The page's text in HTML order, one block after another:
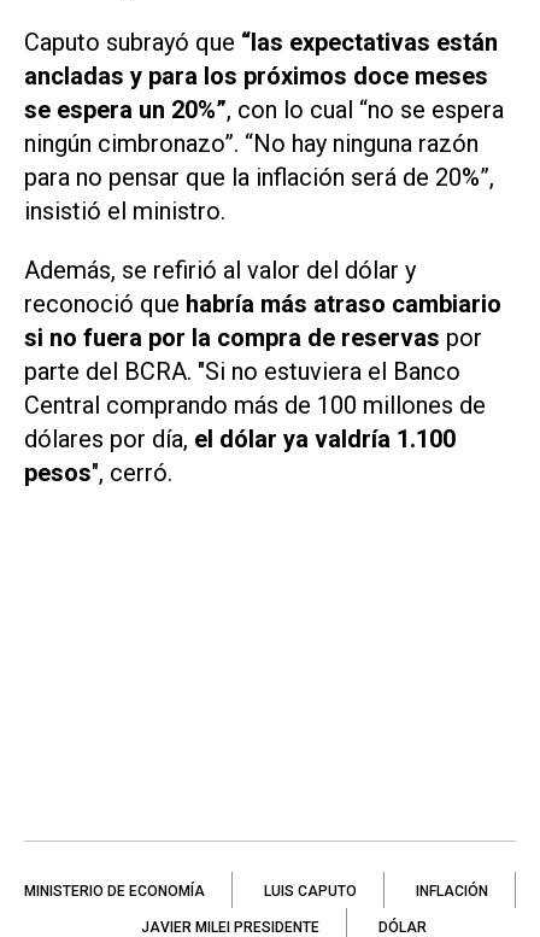
Caputo subrayó que “las expectativas están
ancladas y para los próximos doce meses
se espera un 20%”, con lo cual “no se espera
ningún cimbronazo”. “No hay ninguna razón
para no pensar que la inflación será de 20%”,
insistió el ministro.
Además, se refirió al valor del dólar y
reconoció que habría más atraso cambiario
si no fuera por la compra de reservas por
parte del BCRA. "Si no estuviera el Banco
Central comprando más de 100 millones de
dólares por día, el dólar ya valdría 1.100
pesos", cerró.
MINISTERIO DE ECONOMÍA LUIS CAPUTO INFLACIÓN
JAVIER MILEI PRESIDENTE DÓLAR